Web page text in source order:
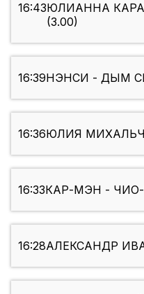
16:43ЮЛИАННА
(3.00)
16:39НЭНСИ - ДЫМ
16:36ЮЛИЯ
16:33КАР-МЭН -
16:28АЛЕКСАНДР